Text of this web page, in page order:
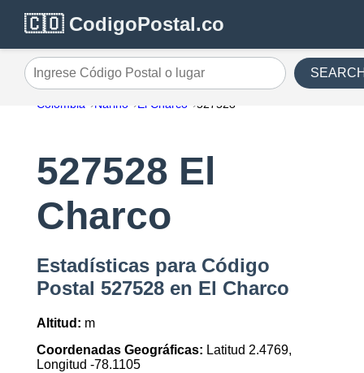
🇨🇴 CodigoPostal.co
Ingrese Código Postal o lugar
Colombia Nariño El Charco 527528
527528 El
Charco
Estadísticas para Código
Postal 527528 en El Charco
Altitud: m
Coordenadas Geográficas: Latitud 2.4769,
Longitud -78.1105